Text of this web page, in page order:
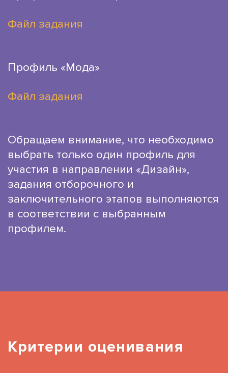
Файл задания
Профиль «Мода»
Файл задания
Обращаем внимание, что необходимо
выбрать только один профиль для
участия в направлении «Дизайн»,
задания отборочного и
заключительного этапов выполняются
в соответствии с выбранным
профилем.
Критерии оценивания